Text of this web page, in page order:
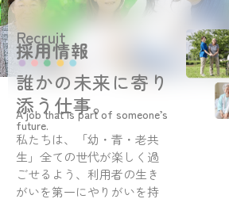
Recruit
採用情報
誰かの未来に寄り
添う仕事。
A job that is part of someone’s
future.
私たちは、「幼・青・老共
生」全ての世代が楽しく過
ごせるよう、利用者の生き
がいを第一にやりがいを持